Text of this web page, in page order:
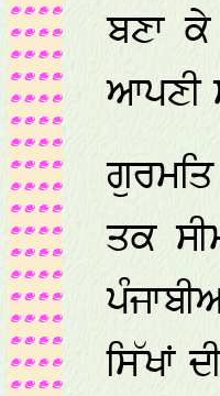
ਬਣਾ
ਆਪਣੀ
ਤਕ
ਸਿੱਖਾਂ